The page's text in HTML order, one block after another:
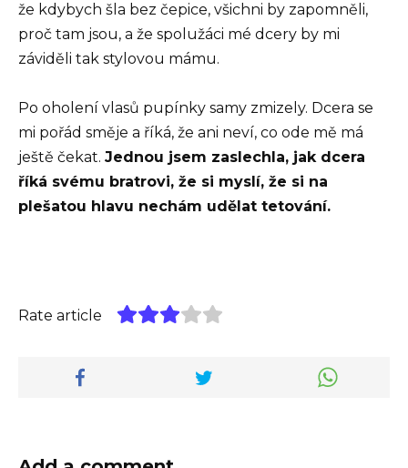
že kdybych šla bez čepice, všichni by zapomněli,
proč tam jsou, a že spolužáci mé dcery by mi
záviděli tak stylovou mámu.
Po oholení vlasů pupínky samy zmizely. Dcera se
mi pořád směje a říká, že ani neví, co ode mě má
ještě čekat. Jednou jsem zaslechla, jak dcera
říká svému bratrovi, že si myslí, že si na
plešatou hlavu nechám udělat tetování.
Rate article